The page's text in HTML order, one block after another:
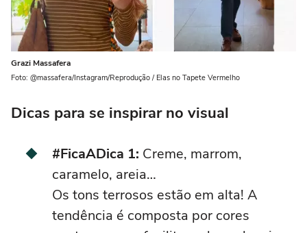
Grazi Massafera
Foto: @massafera/Instagram/Reprodução / Elas no Tapete Vermelho
Dicas para se inspirar no visual
#FicaADica 1: Creme, marrom,
caramelo, areia…
Os tons terrosos estão em alta! A
tendência é composta por cores